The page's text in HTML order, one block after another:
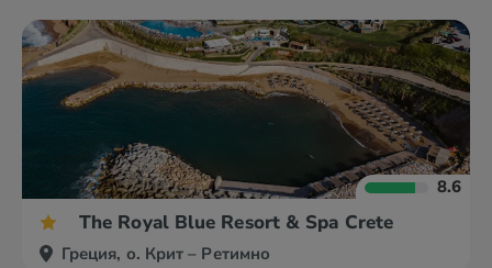
8.6
The Royal Blue Resort & Spa Crete
Греция, о. Крит – Ретимно